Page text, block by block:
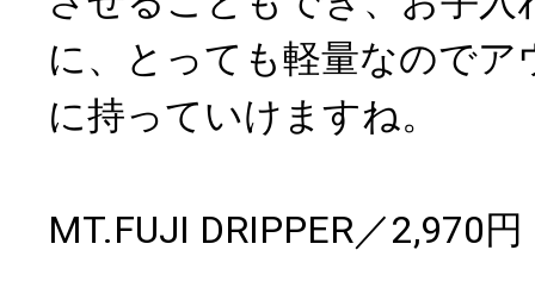
に、とっても軽量なのでア
に持っていけますね。
MT.FUJI DRIPPER／2,970